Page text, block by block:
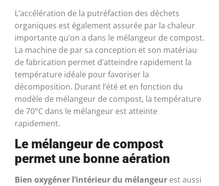
L’accélération de la putréfaction des déchets
organiques est également assurée par la chaleur
importante qu’on a dans le mélangeur de compost.
La machine de par sa conception et son matériau
de fabrication permet d’atteindre rapidement la
température idéale pour favoriser la
décomposition. Durant l’été et en fonction du
modèle de mélangeur de compost, la température
de 70°C dans le mélangeur est atteinte
rapidement.
Le mélangeur de compost
permet une bonne aération
Bien oxygéner l’intérieur du mélangeur est aussi